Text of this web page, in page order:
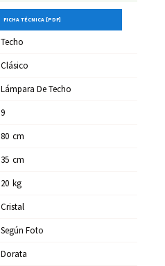
FICHA TÉCNICA [PDF]
Techo
Clásico
Lámpara De Techo
9
80 Cm
35 Cm
20 Kg
Cristal
Según Foto
Dorata